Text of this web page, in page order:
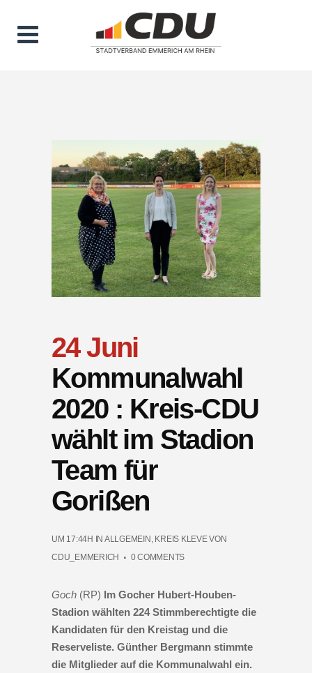
24 Juni
Kommunalwahl
2020 : Kreis-CDU
wählt im Stadion
Team für
Gorißen
UM 17:44H IN ALLGEMEIN , KREIS KLEVEVON
CDU_EMMERICH
0 COMMENTS
Goch (RP) Im Gocher Hubert-Houben-
Stadion wählten 224 Stimmberechtigte die
Kandidaten für den Kreistag und die
Reserveliste. Günther Bergmann stimmte
die Mitglieder auf die Kommunalwahl ein.